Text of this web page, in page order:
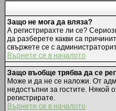
Защо не мога да вляза?
А регистрирахте ли се?
да разберете какви са
свържете се с
Върнете се в началото
Защо въобще трябва да се
Може и да не се наложи. От
недостъпни за гостите. Някой
регистрирате.
Върнете се в началото